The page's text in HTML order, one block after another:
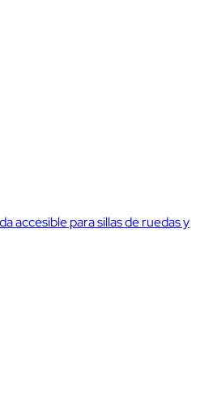
accesible para sillas de ruedas y